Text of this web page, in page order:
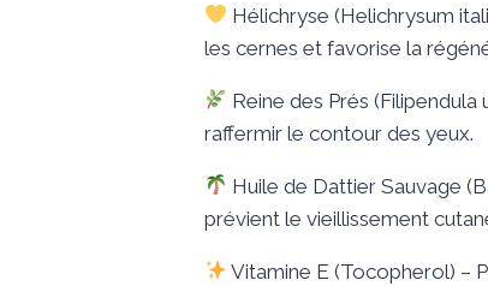
Hélichryse (Helichrysum
les cernes et favorise la
Reine des Prés
raffermir le contour des yeux.
Huile de Dattier Sauvage
prévient le vieillissement
Vitamine E (Tocopherol) –